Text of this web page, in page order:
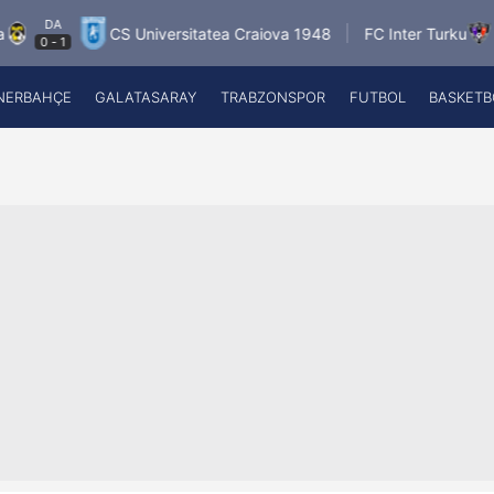
1 CS Universitatea Craiova 1948 FC Inter Turku
DA
1- 0
GALATASARAY TRABZONSPOR FUTBOL